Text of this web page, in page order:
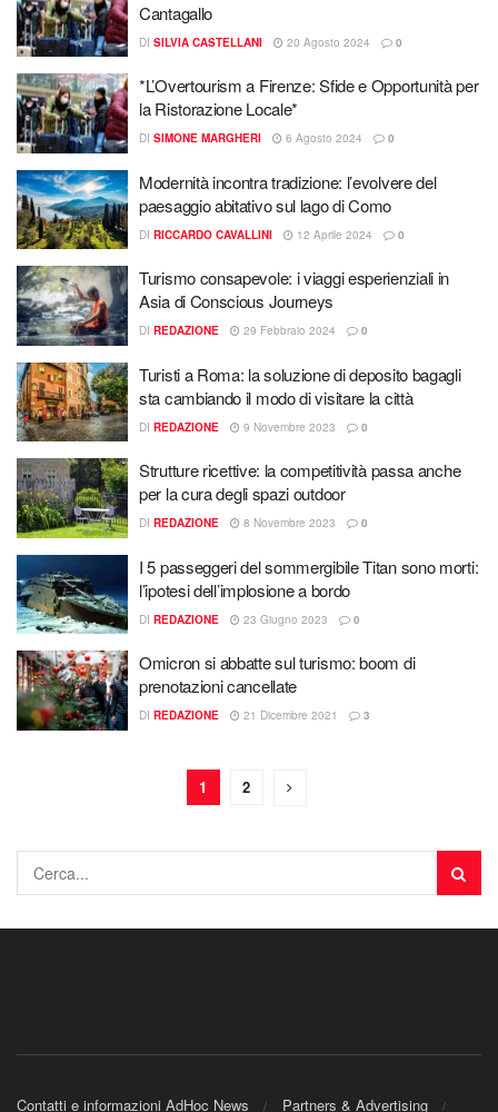
Cantagallo
DI SILVIA CASTELLANI 20 Agosto 2024 0
*L’Overtourism a Firenze: Sfide e Opportunità per
la Ristorazione Locale*
DI SIMONE MARGHERI 6 Agosto 2024 0
Modernità incontra tradizione: l’evolvere del
paesaggio abitativo sul lago di Como
DI RICCARDO CAVALLINI 12 Aprile 2024 0
Turismo consapevole: i viaggi esperienziali in
Asia di Conscious Journeys
DI REDAZIONE 29 Febbraio 2024 0
Turisti a Roma: la soluzione di deposito bagagli
sta cambiando il modo di visitare la città
DI REDAZIONE 9 Novembre 2023 0
Strutture ricettive: la competitività passa anche
per la cura degli spazi outdoor
DI REDAZIONE 8 Novembre 2023 0
I 5 passeggeri del sommergibile Titan sono morti:
l’ipotesi dell’implosione a bordo
DI REDAZIONE 23 Giugno 2023 0
Omicron si abbatte sul turismo: boom di
prenotazioni cancellate
DI REDAZIONE 21 Dicembre 2021 3
1 2
Contatti e informazioni AdHoc News Partners & Advertising